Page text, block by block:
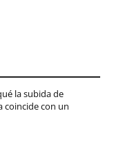
la subida de
coincide con un